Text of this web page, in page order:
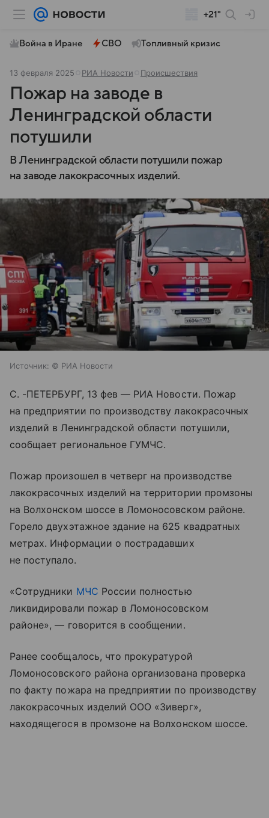
+21°
Война в Иране СВО Топливный кризис
13 февраля 2025 РИА Новости Происшествия
Пожар на заводе в
Ленинградской области
потушили
В Ленинградской области потушили пожар
на заводе лакокрасочных изделий.
Источник: © РИА Новости
С. -ПЕТЕРБУРГ, 13 фев — РИА Новости. Пожар
на предприятии по производству лакокрасочных
изделий в Ленинградской области потушили,
сообщает региональное ГУМЧС.
Пожар произошел в четверг на производстве
лакокрасочных изделий на территории промзоны
на Волхонском шоссе в Ломоносовском районе.
Горело двухэтажное здание на 625 квадратных
метрах. Информации о пострадавших
не поступало.
«Сотрудники МЧС России полностью
ликвидировали пожар в Ломоносовском
районе», — говорится в сообщении.
Ранее сообщалось, что прокуратурой
Ломоносовского района организована проверка
по факту пожара на предприятии по производству
лакокрасочных изделий ООО «Зиверг»,
находящегося в промзоне на Волхонском шоссе.